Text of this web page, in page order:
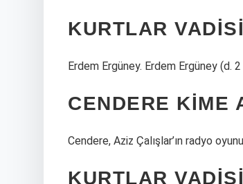
KURTLAR
Erdem Ergüney. Erdem Ergüney (d.
CENDERE KIME
Cendere, Aziz Çalışlar’ın radyo
KURTLAR